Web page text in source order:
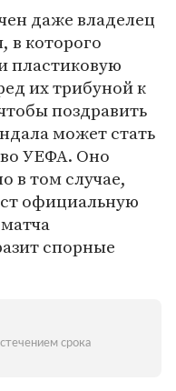
даже владелец
в которого
пластиковую
их трибуной к
поздравить
может стать
УЕФА. Оно
в том случае,
официальную
спорные
срока